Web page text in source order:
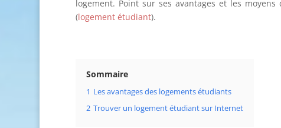
logement. Point sur ses avantages et les
(logement étudiant).
Sommaire
1 Les avantages des logements étudiants
2 Trouver un logement étudiant sur Internet